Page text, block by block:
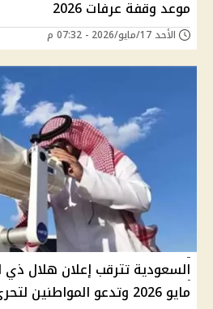
موعد وقفة عرفات 2026
الأحد 17/مايو/2026 - 07:32 م
مايو 2026 وتدعو المواطنين لتحري الرؤية